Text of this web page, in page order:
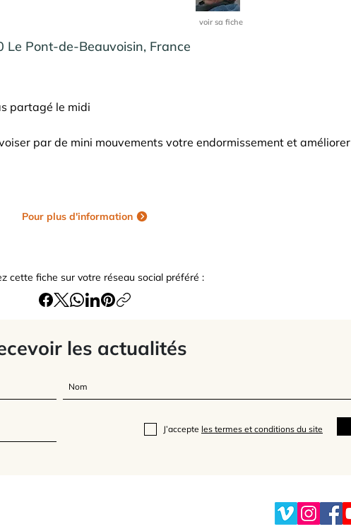
voir sa fiche
Le Pont-de-Beauvoisin, France
partagé le midi
par de mini mouvements votre endormissement et améliorer
Pour plus d'information
cette fiche sur votre réseau social préféré :
les actualités
J’accepte les termes et conditions du site